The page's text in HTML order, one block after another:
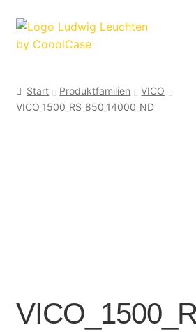
Zur
Navigation
Zum
Inhalt
Start Produktfamilien
VICO
VICO_1500_RS_850_14000_ND